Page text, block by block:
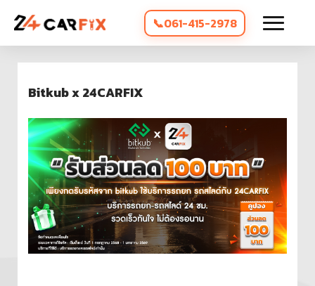
061-415-2978
Bitkub x 24CARFIX